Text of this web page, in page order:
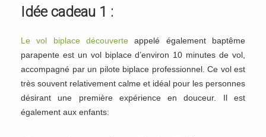
Idée cadeau 1 :
Le vol biplace découverte appelé également baptême
parapente est un vol biplace d’environ 10 minutes de vol,
accompagné par un pilote biplace professionnel. Ce vol est
très souvent relativement calme et idéal pour les personnes
désirant une première expérience en douceur. Il est
également aux enfants: